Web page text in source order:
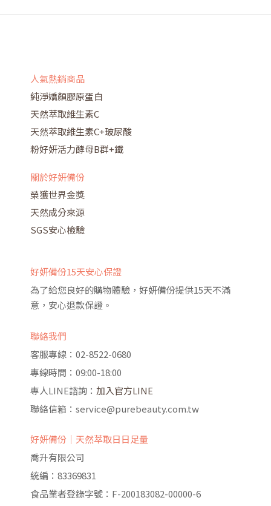
人氣熱銷商品
純淨嬌顏膠原蛋白
天然萃取維生素C
天然萃取維生素C+玻尿酸
粉好妍活力酵母B群+鐵
關於好妍備份
榮獲世界金獎
天然成分來源
SGS安心檢驗
好妍備份15天安心保證
為了給您良好的購物體驗，好妍備份提供15天不滿
意，安心退款保證。
聯絡我們
客服專線：02-8522-0680
專線時間：09:00-18:00
專人LINE諮詢： 加入官方LINE
聯絡信箱：service@purebeauty.com.tw
好妍備份｜天然萃取日日足量
喬升有限公司
統編：83369831
食品業者登錄字號：F-200183082-00000-6